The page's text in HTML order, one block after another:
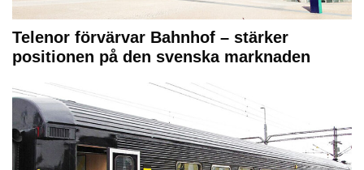
Telenor förvärvar Bahnhof – stärker
positionen på den svenska marknaden